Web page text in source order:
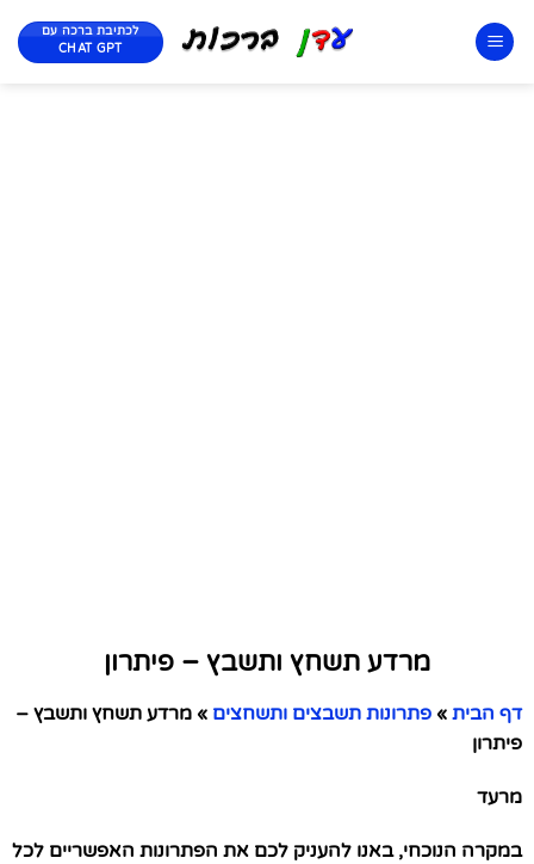
לכתיבת ברכה עם
CHAT GPT
מרדע תשחץ ותשבץ – פיתרון
דף הבית » פתרונות תשבצים ותשחצים » מרדע תשחץ ותשבץ –
פיתרון
מרעד
במקרה הנוכחי, באנו להעניק לכם את הפתרונות האפשריים לכל